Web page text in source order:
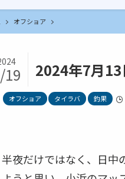
オフショア
2024年7月
19
オフショア タイラバ 釣果
半夜だけではなく、日中